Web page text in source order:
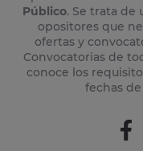
Público. Se trata de
opositores que
ofertas y
Convocatorias de
conoce los
fechas